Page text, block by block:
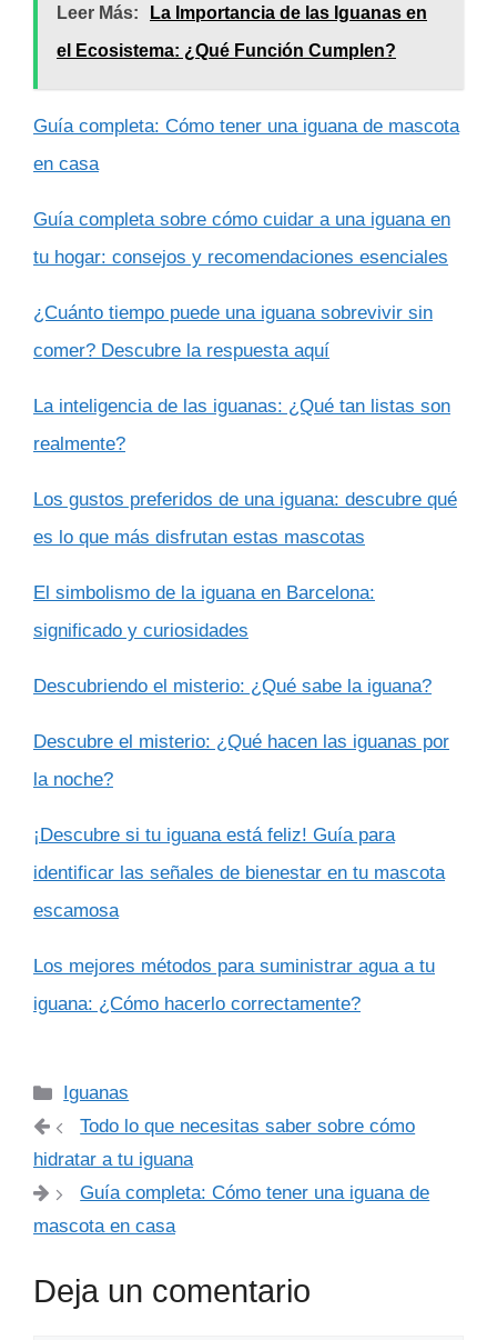
Leer Más:
La Importancia de las Iguanas en
el Ecosistema: ¿Qué Función Cumplen?
Guía completa: Cómo tener una iguana de mascota
en casa
Guía completa sobre cómo cuidar a una iguana en
tu hogar: consejos y recomendaciones esenciales
¿Cuánto tiempo puede una iguana sobrevivir sin
comer? Descubre la respuesta aquí
La inteligencia de las iguanas: ¿Qué tan listas son
realmente?
Los gustos preferidos de una iguana: descubre qué
es lo que más disfrutan estas mascotas
El simbolismo de la iguana en Barcelona:
significado y curiosidades
Descubriendo el misterio: ¿Qué sabe la iguana?
Descubre el misterio: ¿Qué hacen las iguanas por
la noche?
¡Descubre si tu iguana está feliz! Guía para
identificar las señales de bienestar en tu mascota
escamosa
Los mejores métodos para suministrar agua a tu
iguana: ¿Cómo hacerlo correctamente?
Categorías
Iguanas
Todo lo que necesitas saber sobre cómo
hidratar a tu iguana
Guía completa: Cómo tener una iguana de
mascota en casa
Deja un comentario